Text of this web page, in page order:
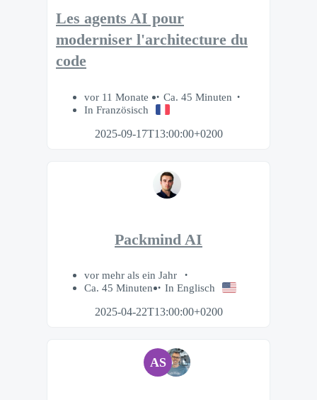
Les agents AI pour
moderniser l'architecture du
code
vor 11 Monate
Ca. 45 Minuten
In Französisch
2025-09-17T13:00:00+0200
Packmind AI
vor mehr als ein Jahr
Ca. 45 Minuten
In Englisch
2025-04-22T13:00:00+0200
AS